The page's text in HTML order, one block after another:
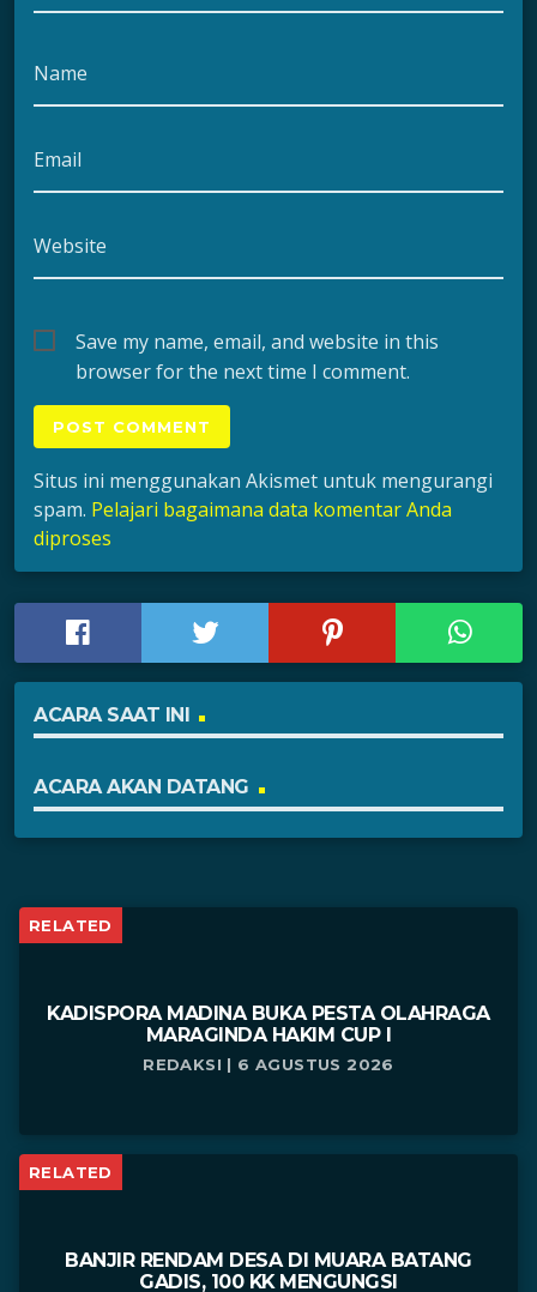
Name
Email
Website
Save my name, email, and website in this
browser for the next time I comment.
Situs ini menggunakan Akismet untuk mengurangi
spam. Pelajari bagaimana data komentar Anda
diproses
ACARA SAAT INI
ACARA AKAN DATANG
RELATED
KADISPORA MADINA BUKA PESTA OLAHRAGA
MARAGINDA HAKIM CUP I
REDAKSI | 6 AGUSTUS 2026
RELATED
BANJIR RENDAM DESA DI MUARA BATANG
GADIS, 100 KK MENGUNGSI